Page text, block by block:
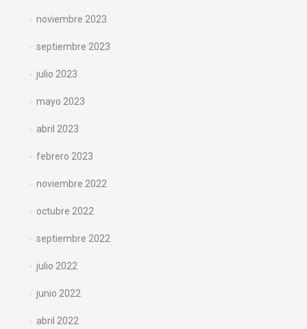
noviembre 2023
septiembre 2023
julio 2023
mayo 2023
abril 2023
febrero 2023
noviembre 2022
octubre 2022
septiembre 2022
julio 2022
junio 2022
abril 2022